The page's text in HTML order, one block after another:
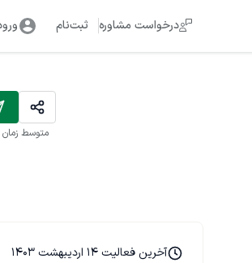
درخواست مشاوره ثبت‌نام
متوسط
آخرین فعالیت 14 اردیبهشت 1403